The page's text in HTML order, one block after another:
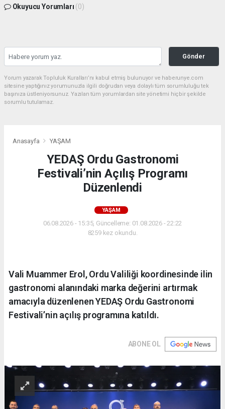
Okuyucu Yorumları (0)
Gönder
Yorum yazarak Topluluk Kuralları’nı kabul etmiş bulunuyor ve haberunye.com
sitesine yaptığınız yorumunuzla ilgili doğrudan veya dolaylı tüm sorumluluğu tek
başınıza üstleniyorsunuz. Yazılan tüm yorumlardan site yönetimi hiçbir şekilde
sorumlu tutulamaz.
Anasayfa YAŞAM
YEDAŞ Ordu Gastronomi
Festivali’nin Açılış Programı
Düzenlendi
YAŞAM
06.08.2026 - 15:35, Güncelleme: 01.08.2026 - 22:22
8259 kez okundu.
Vali Muammer Erol, Ordu Valiliği koordinesinde ilin
gastronomi alanındaki marka değerini artırmak
amacıyla düzenlenen YEDAŞ Ordu Gastronomi
Festivali’nin açılış programına katıldı.
ABONE OL